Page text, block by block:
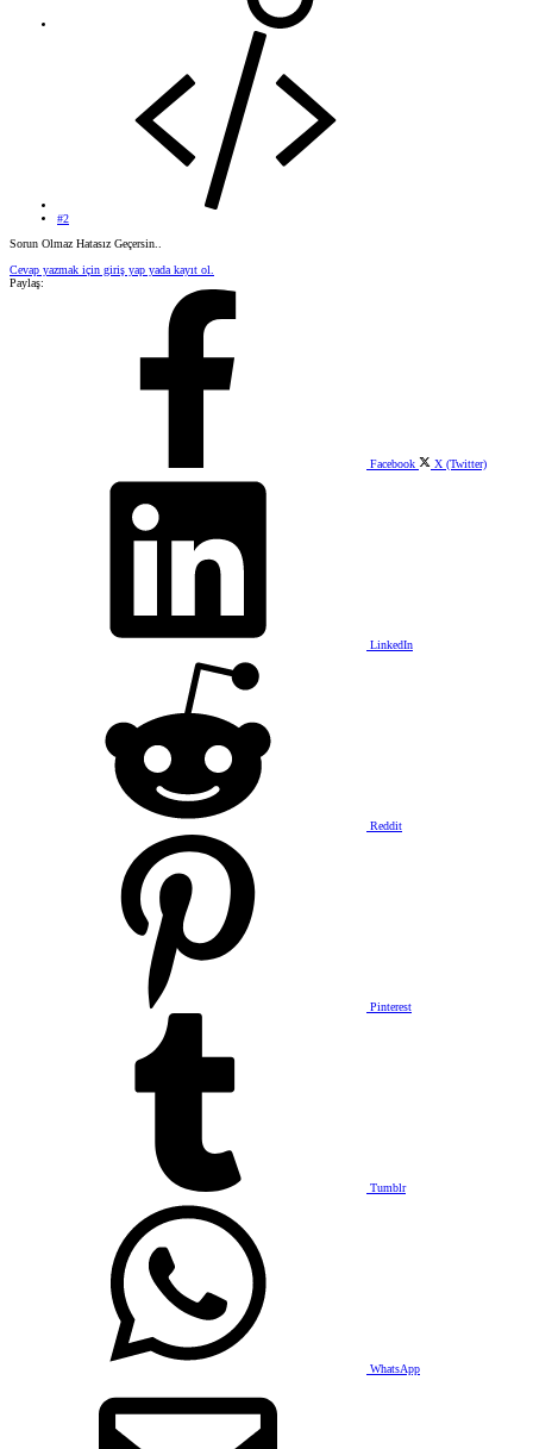
#2
Sorun Olmaz Hatasız Geçersin..
Cevap yazmak için giriş yap yada kayıt ol.
Paylaş:
Facebook X (Twitter)
LinkedIn
Reddit
Pinterest
Tumblr
WhatsApp